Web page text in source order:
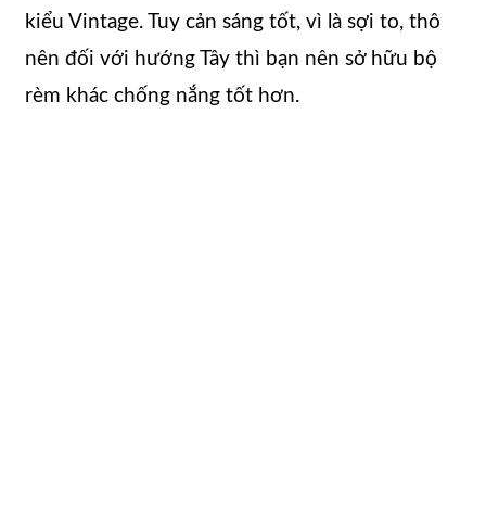
kiểu Vintage. Tuy cản sáng tốt, vì là sợi to, thô
nên đối với hướng Tây thì bạn nên sở hữu bộ
rèm khác chống nắng tốt hơn.